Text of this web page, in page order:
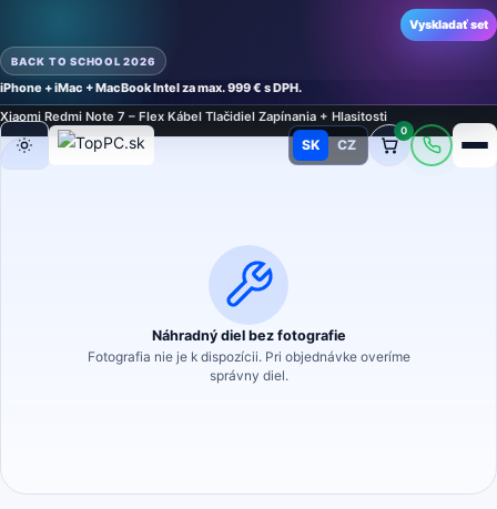
BACK TO SCHOOL 2026
iPhone + iMac + MacBook Intel za max. 999 € s DPH.
Vyskladať set
Režim SK CZ
0
Xiaomi Redmi Note 7 – Flex Kábel Tlačidiel Zapínania + Hlasitosti
Náhradný diel bez fotografie
Fotografia nie je k dispozícii. Pri objednávke overíme
správny diel.